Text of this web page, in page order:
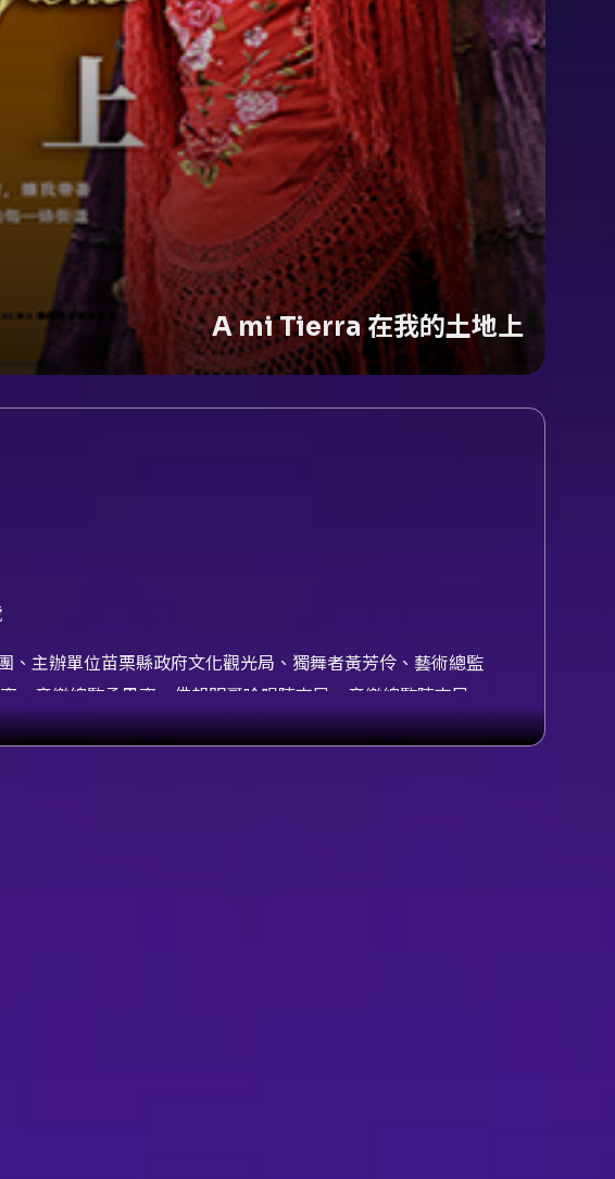
A mi Tierra 在我的土地上
主辦單位苗栗縣政府文化觀光局、獨舞者黃芳伶、藝術總監
音樂總監孟思齊、佛朗明哥吟唱陳志民、音樂總監陳志民、
設計吳進棠、舞台設計吳則逸、攝影吳玉慈、服裝梳化邱宥
文化背景確有著同樣特質的內心對話。
人發展出這種強調情感張力及身體力度的佛朗明哥文化不謀而
牙籍吉他手，以呈現佛朗明哥小酒館原貌為主，透過現場吉
著觀眾